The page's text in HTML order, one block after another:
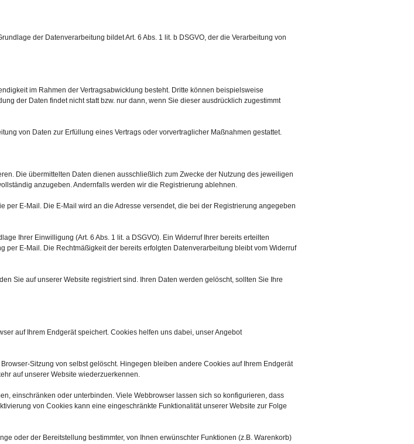
der Datenverarbeitung bildet Art. 6 Abs. 1 lit. b DSGVO, der die Verarbeitung von
im Rahmen der Vertragsabwicklung besteht. Dritte können beispielsweise
der Daten findet nicht statt bzw. nur dann, wenn Sie dieser ausdrücklich zugestimmt
von Daten zur Erfüllung eines Vertrags oder vorvertraglicher Maßnahmen gestattet.
Die übermittelten Daten dienen ausschließlich zum Zwecke der Nutzung des jeweiligen
anzugeben. Andernfalls werden wir die Registrierung ablehnen.
per E-Mail. Die E-Mail wird an die Adresse versendet, die bei der Registrierung angegeben
Ihrer Einwilligung (Art. 6 Abs. 1 lit. a DSGVO). Ein Widerruf Ihrer bereits erteilten
E-Mail. Die Rechtmäßigkeit der bereits erfolgten Datenverarbeitung bleibt vom Widerruf
Sie auf unserer Website registriert sind. Ihren Daten werden gelöscht, sollten Sie Ihre
auf Ihrem Endgerät speichert. Cookies helfen uns dabei, unser Angebot
Sitzung von selbst gelöscht. Hingegen bleiben andere Cookies auf Ihrem Endgerät
auf unserer Website wiederzuerkennen.
einschränken oder unterbinden. Viele Webbrowser lassen sich so konfigurieren, dass
von Cookies kann eine eingeschränkte Funktionalität unserer Website zur Folge
oder der Bereitstellung bestimmter, von Ihnen erwünschter Funktionen (z.B. Warenkorb)